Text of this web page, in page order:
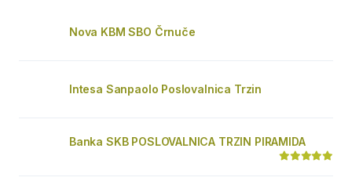
Nova KBM SBO Črnuče
Intesa Sanpaolo Poslovalnica Trzin
Banka SKB POSLOVALNICA TRZIN PIRAMIDA